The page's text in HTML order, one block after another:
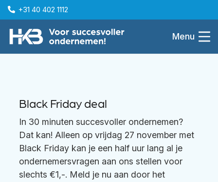
+31 40 402 1112
Menu
Black Friday deal
In 30 minuten succesvoller ondernemen?
Dat kan! Alleen op vrijdag 27 november met
Black Friday kan je een half uur lang al je
ondernemersvragen aan ons stellen voor
slechts €1,-. Meld je nu aan door het